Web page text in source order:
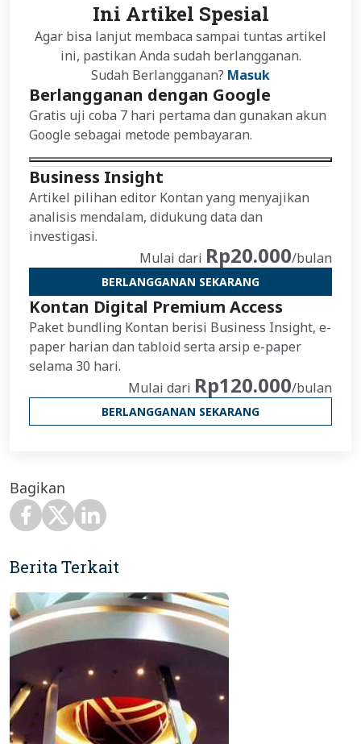
Ini Artikel Spesial
Agar bisa lanjut membaca sampai tuntas artikel
ini, pastikan Anda sudah berlangganan.
Sudah Berlangganan? Masuk
Berlangganan dengan Google
Gratis uji coba 7 hari pertama dan gunakan akun
Google sebagai metode pembayaran.
Business Insight
Artikel pilihan editor Kontan yang menyajikan
analisis mendalam, didukung data dan
investigasi.
Mulai dari Rp20.000/bulan
BERLANGGANAN SEKARANG
Kontan Digital Premium Access
Paket bundling Kontan berisi Business Insight, e-
paper harian dan tabloid serta arsip e-paper
selama 30 hari.
Mulai dari Rp120.000/bulan
BERLANGGANAN SEKARANG
Bagikan
Berita Terkait